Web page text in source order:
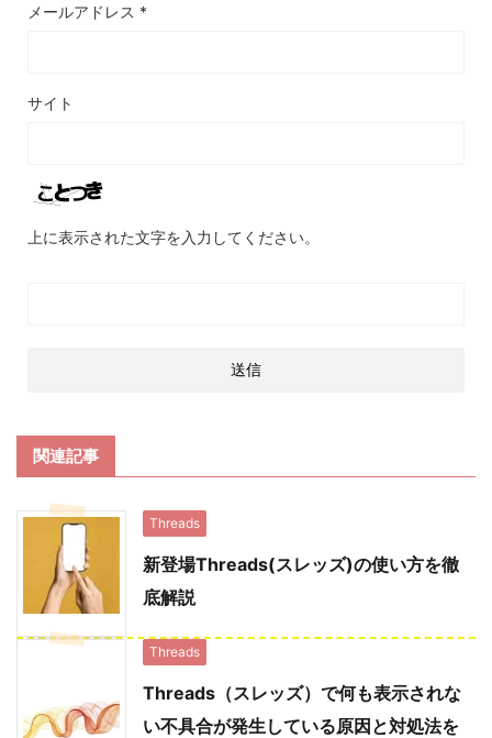
メールアドレス *
サイト
上に表示された文字を入力してください。
関連記事
Threads
新登場Threads(スレッズ)の使い方を徹
底解説
Threads
Threads（スレッズ）で何も表示されな
い不具合が発生している原因と対処法を